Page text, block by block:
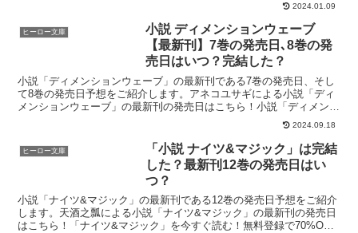
2024.01.09
ヒーロー文庫
小説 ディメンションウェーブ
【最新刊】7巻の発売日､8巻の発
売日はいつ？完結した？
小説「ディメンションウェーブ」の最新刊である7巻の発売日、そし
て8巻の発売日予想をご紹介します。アネコユサギによる小説「ディ
メンションウェーブ」の最新刊の発売日はこちら！小説「ディメンシ
ョンウェーブ」7巻の発売日はいつ？小説「ディメンション...2024.09.18
ヒーロー文庫
「小説 ナイツ&マジック」は完結
した？最新刊12巻の発売日はい
つ？
小説「ナイツ&マジック」の最新刊である12巻の発売日予想をご紹介
します。天酒之瓢による小説「ナイツ&マジック」の最新刊の発売日
はこちら！「ナイツ&マジック」を今すぐ読む！無料登録で70%OFF